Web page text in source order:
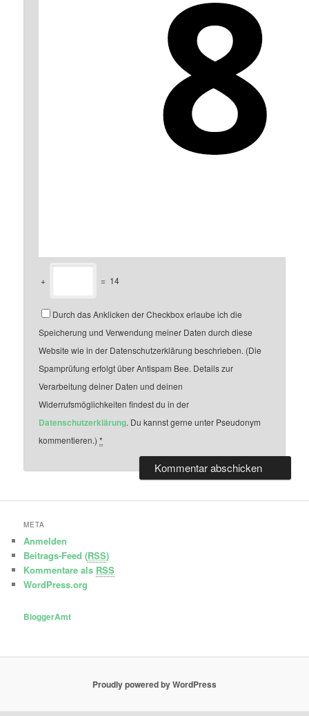
+ = 14
Durch das Anklicken der Checkbox erlaube ich die
Speicherung und Verwendung meiner Daten durch diese
Website wie in der Datenschutzerklärung beschrieben. (Die
Spamprüfung erfolgt über Antispam Bee. Details zur
Verarbeitung deiner Daten und deinen
Widerrufsmöglichkeiten findest du in der
Datenschutzerklärung. Du kannst gerne unter Pseudonym
kommentieren.)*
META
Anmelden
Beitrags-Feed (RSS)
Kommentare als RSS
WordPress.org
BloggerAmt
Proudly powered by WordPress